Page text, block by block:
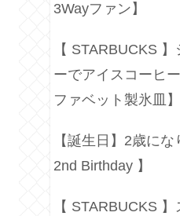
3Wayファン】
【 STARBUCKS
ーでアイスコーヒ
ファベット製氷皿】
【誕生日】2歳に
2nd Birthday 】
【 STARBUCKS